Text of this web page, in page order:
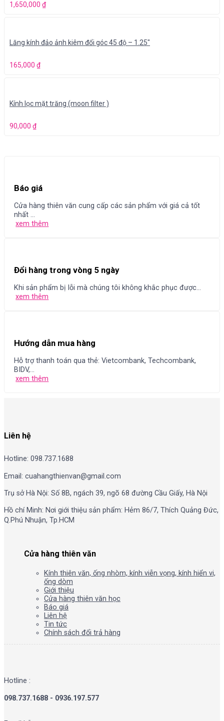
1,650,000 ₫
Lăng kính đảo ảnh kiêm đổi góc 45 độ – 1.25″
165,000 ₫
Kính lọc mặt trăng (moon filter )
90,000 ₫
Báo giá
Cửa hàng thiên văn cung cấp các sản phẩm với giá cả tốt
nhất ...
xem thêm
Đổi hàng trong vòng 5 ngày
Khi sản phẩm bị lỗi mà chúng tôi không khắc phục được...
xem thêm
Hướng dẫn mua hàng
Hỗ trợ thanh toán qua thẻ: Vietcombank, Techcombank,
BIDV,...
xem thêm
Liên hệ
Hotline: 098.737.1688
Email: cuahangthienvan@gmail.com
Trụ sở Hà Nội: Số 8B, ngách 39, ngõ 68 đường Cầu Giấy, Hà Nội
Hồ chí Minh: Nơi giới thiệu sản phẩm: Hẻm 86/7, Thích Quảng Đức,
Q.Phú Nhuận, Tp.HCM
Cửa hàng thiên văn
Kính thiên văn, ống nhòm, kính viễn vọng, kính hiển vi,
ống dòm
Giới thiệu
Cửa hàng thiên văn học
Báo giá
Liên hệ
Tin tức
Chính sách đổi trả hàng
Hotline :
098.737.1688 - 0936.197.577